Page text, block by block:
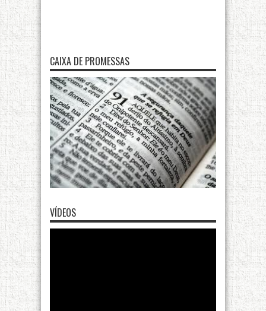
CAIXA DE PROMESSAS
VÍDEOS